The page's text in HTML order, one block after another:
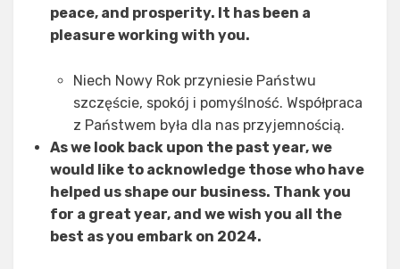
peace, and prosperity. It has been a
pleasure working with you.
Niech Nowy Rok przyniesie Państwu
szczęście, spokój i pomyślność. Współpraca
z Państwem była dla nas przyjemnością.
As we look back upon the past year, we
would like to acknowledge those who have
helped us shape our business. Thank you
for a great year, and we wish you all the
best as you embark on 2024.